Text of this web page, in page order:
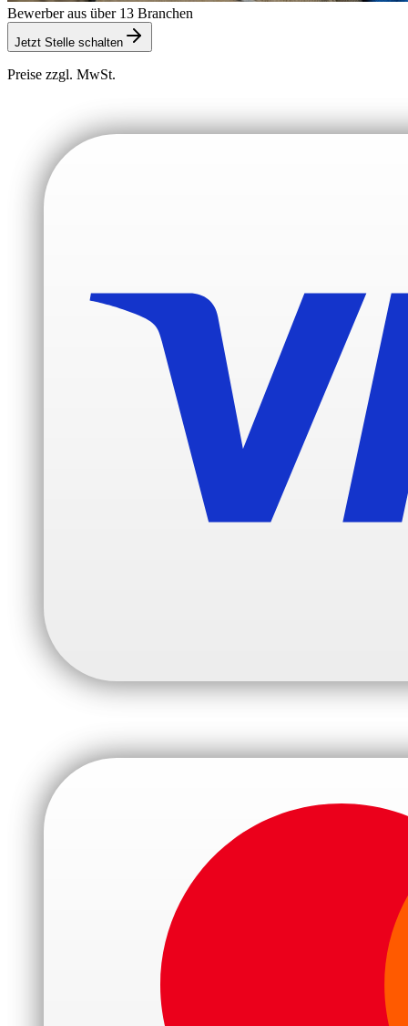
Bewerber aus über 13 Branchen
Jetzt Stelle schalten
Preise zzgl. MwSt.